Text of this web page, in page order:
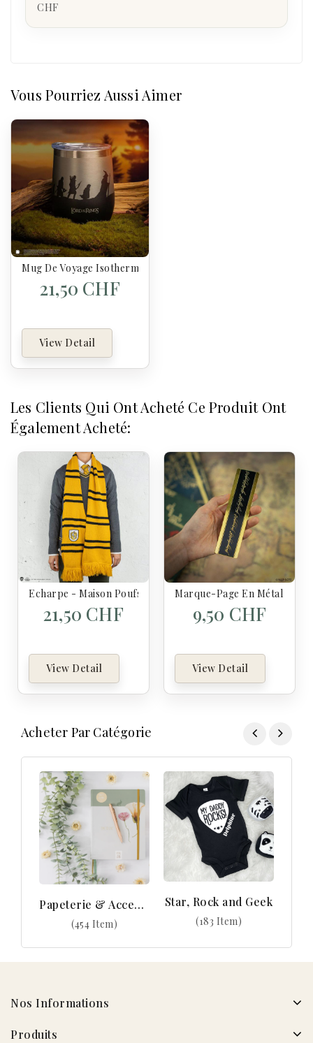
CHF
Vous Pourriez Aussi Aimer
Mug De Voyage Isotherme La Communauté De L’anneau -
21,50 CHF
View Detail
Les Clients Qui Ont Acheté Ce Produit Ont
Également Acheté:
Echarpe - Maison Poufsouffle - Harry Potter
21,50 CHF
View Detail
Marque-Page En Métal
9,50 CHF
View Detail
Acheter Par Catégorie
Papeterie & Accessoires
(454 Item)
Star, Rock and Geek
(183 Item)
Nos Informations
Produits